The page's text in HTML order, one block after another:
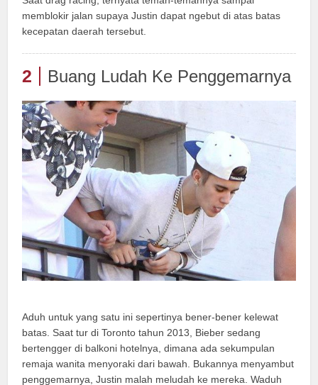
memblokir jalan supaya Justin dapat ngebut di atas batas
kecepatan daerah tersebut.
2 Buang Ludah Ke Penggemarnya
Aduh untuk yang satu ini sepertinya bener-bener kelewat
batas. Saat tur di Toronto tahun 2013, Bieber sedang
bertengger di balkoni hotelnya, dimana ada sekumpulan
remaja wanita menyoraki dari bawah. Bukannya menyambut
penggemarnya, Justin malah meludah ke mereka. Waduh